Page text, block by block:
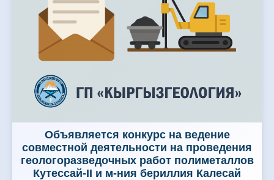
Объявляется конкурс на ведение
совместной деятельности на проведения
геологоразведочных работ полиметаллов
Кутессай-II и м-ния бериллия Калесай